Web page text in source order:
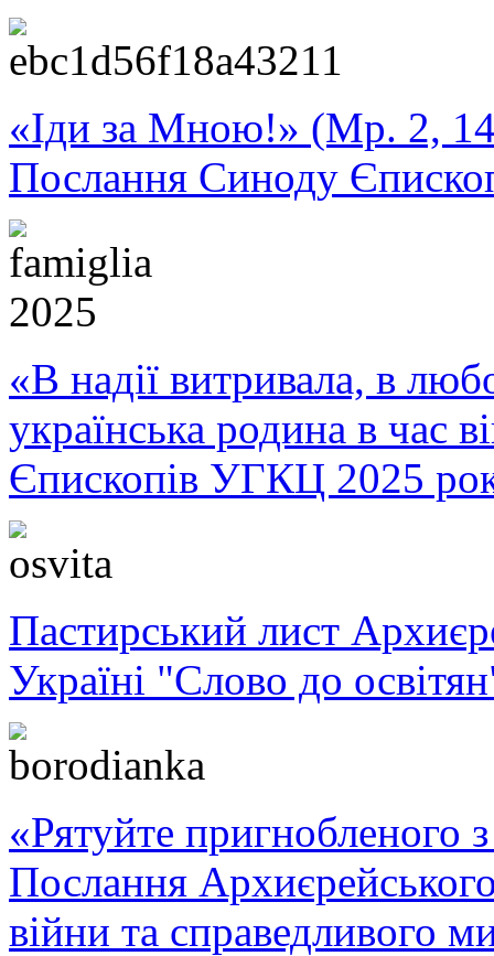
«Іди за Мною!» (Мр. 2,
Послання Синоду
«В надії витривала, в
українська родина в час
Єпископів УГКЦ 2025
Пастирський лист
Україні "Слово до
«Рятуйте пригнобленого
Послання
війни та справедливого